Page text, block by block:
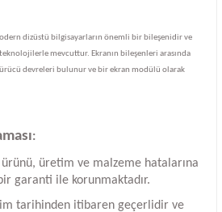
dizüstü bilgisayarların önemli bir bileşenidir ve
mevcuttur. Ekranın bileşenleri arasında
devreleri bulunur ve bir ekran modülü olarak
:
üretim ve malzeme hatalarına
bir garanti ile korunmaktadır.
tarihinden itibaren geçerlidir ve